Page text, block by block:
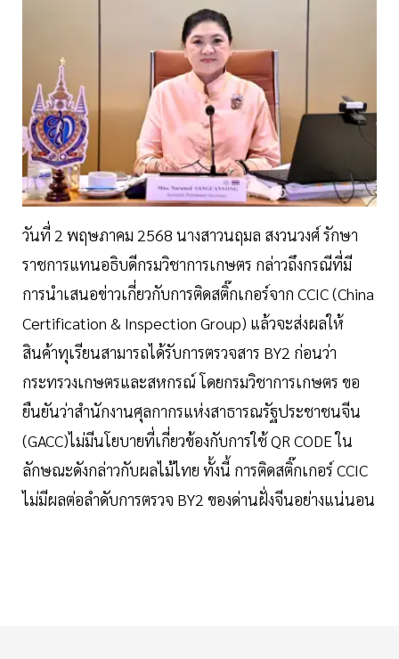
วันที่ 2 พฤษภาคม 2568 นางสาวนฤมล สงวนวงศ์ รักษา
ราชการแทนอธิบดีกรมวิชาการเกษตร กล่าวถึงกรณีที่มี
การนำเสนอข่าวเกี่ยวกับการติดสติ๊กเกอร์จาก CCIC (China
Certification & Inspection Group) แล้วจะส่งผลให้
สินค้าทุเรียนสามารถได้รับการตรวจสาร BY2 ก่อนว่า
กระทรวงเกษตรและสหกรณ์ โดยกรมวิชาการเกษตร ขอ
ยืนยันว่าสำนักงานศุลกากรแห่งสาธารณรัฐประชาชนจีน
(GACC)ไม่มีนโยบายที่เกี่ยวข้องกับการใช้ QR CODE ใน
ลักษณะดังกล่าวกับผลไม้ไทย ทั้งนี้ การติดสติ๊กเกอร์ CCIC
ไม่มีผลต่อลำดับการตรวจ BY2 ของด่านฝั่งจีนอย่างแน่นอน